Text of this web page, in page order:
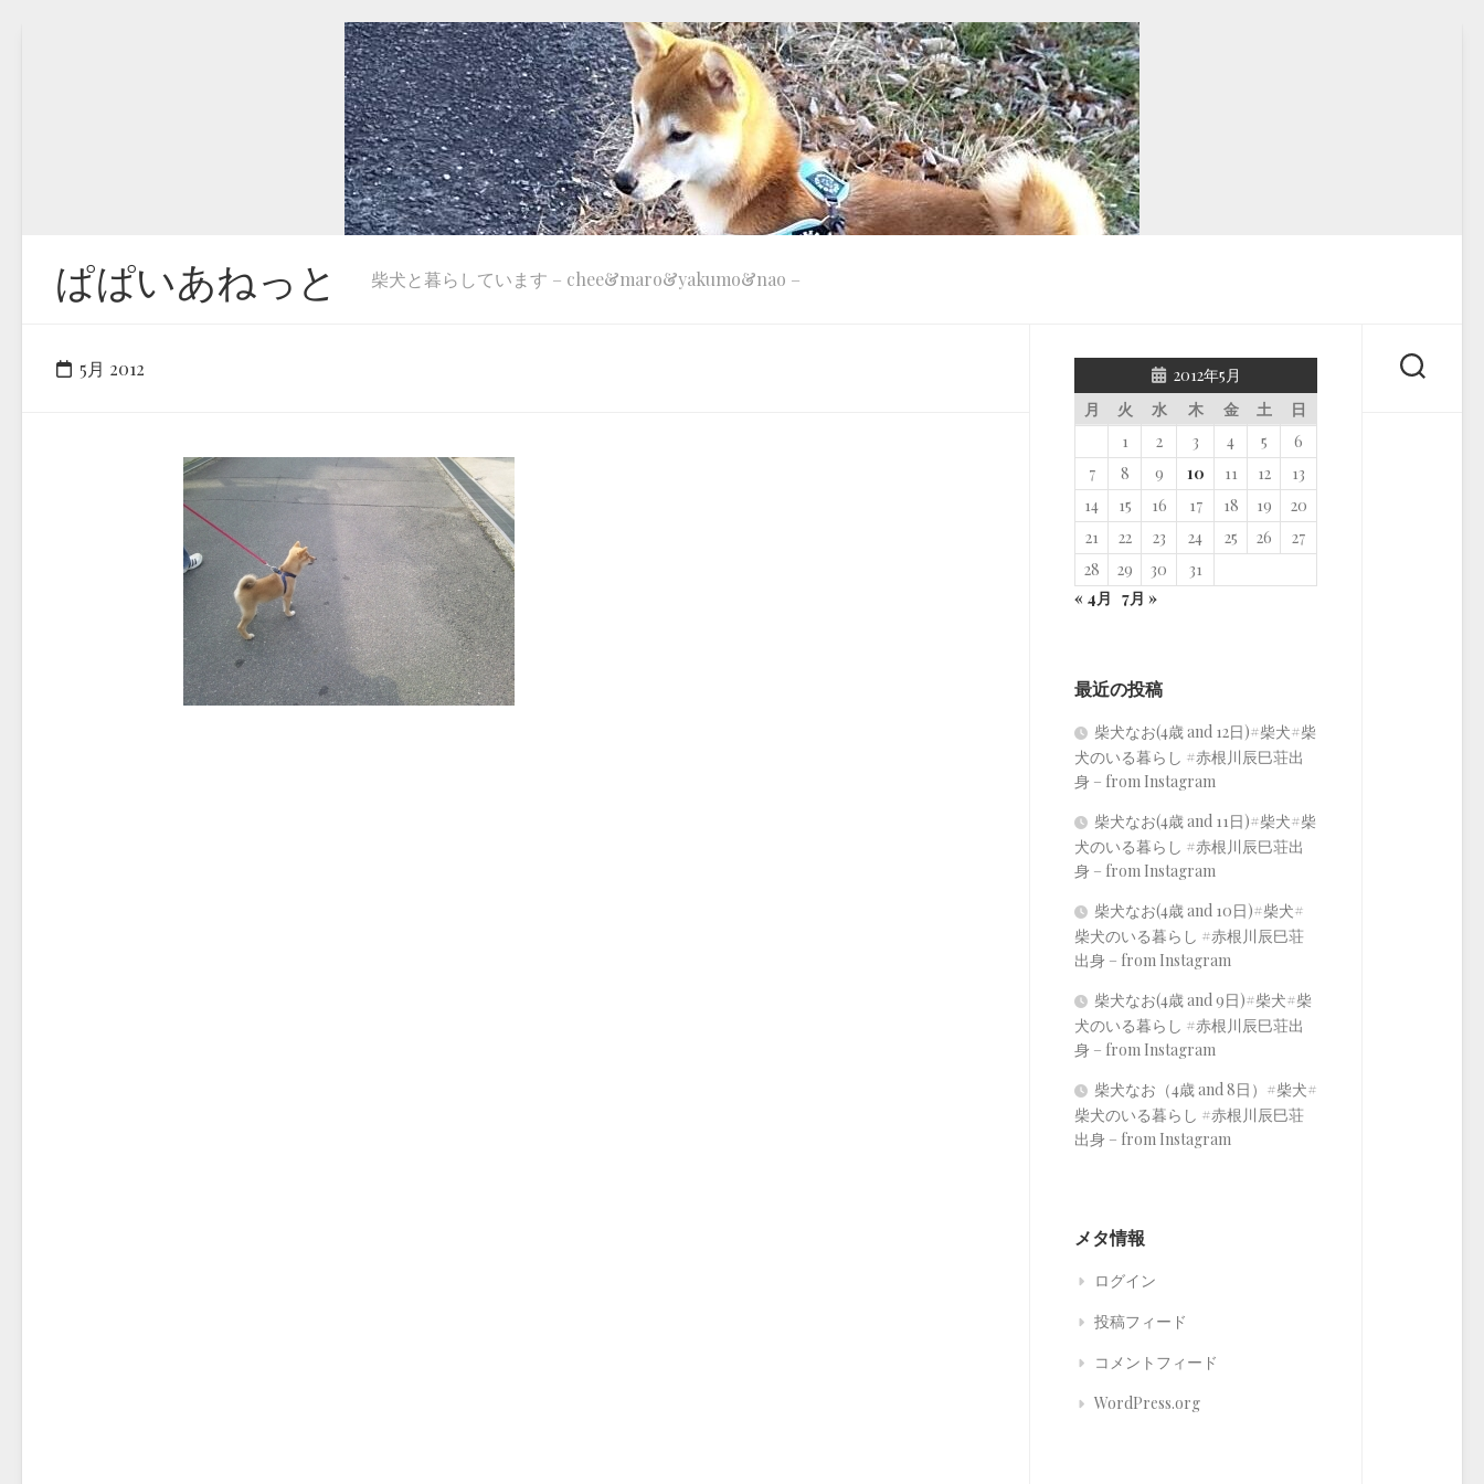
ぱぱいあねっと 柴犬と暮らしています – chee&maro&yakumo&nao –
5月 2012
2012年5月
月
火 水 木 金 土
日
1
2 3 4 5
6
7
8 9 10 11 12
13
14
15 16 17 18 19
20
21
22 23 24 25 26
27
28
29 30
31
« 4月 7月 »
最近の投稿
柴犬なお(4歳 and 12日)#柴犬#柴
犬のいる暮らし #赤根川辰巳荘出
身 – from Instagram
柴犬なお(4歳 and 11日)#柴犬#柴
犬のいる暮らし #赤根川辰巳荘出
身 – from Instagram
柴犬なお(4歳 and 10日)#柴犬#
柴犬のいる暮らし #赤根川辰巳荘
出身 – from Instagram
柴犬なお(4歳 and 9日)#柴犬#柴
犬のいる暮らし #赤根川辰巳荘出
身 – from Instagram
柴犬なお（4歳 and 8日）#柴犬#
柴犬のいる暮らし #赤根川辰巳荘
出身 – from Instagram
メタ情報
ログイン
投稿フィード
コメントフィード
WordPress.org